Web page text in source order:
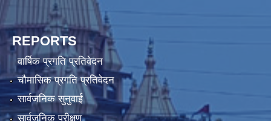
REPORTS
वार्षिक प्रगति प्रतिवेदन
चौमासिक प्रगति प्रतिवेदन
सार्वजनिक सुनुवाई
सार्वजनिक परीक्षण